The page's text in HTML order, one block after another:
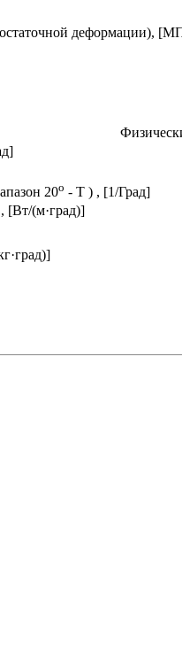
остаточной деформации),
20o - T ) , [1/Град]
[Вт/(м·град)]